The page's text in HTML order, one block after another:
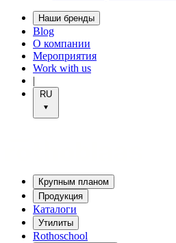
Наши бренды
Blog
О компании
Мероприятия
Work with us
|
RU
Крупным планом
Продукция
Каталоги
Утилиты
Rothoschool